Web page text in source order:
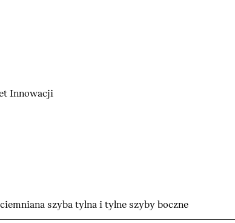
Innowacji
szyba tylna i tylne szyby boczne